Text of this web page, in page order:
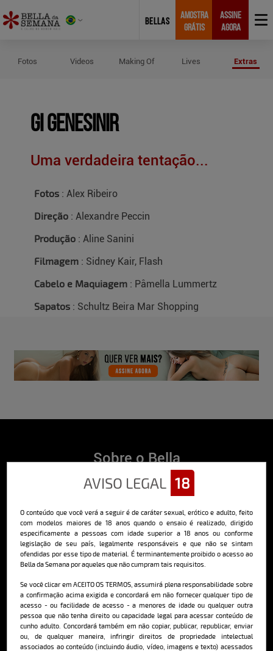
BELLAS
AMOSTRA
GRÁTIS
ASSINE
AGORA
Fotos Videos Making Of Lives Extras
Gi Genesinir
Uma verdadeira tentação...
Fotos : Alex Ribeiro
Direção : Alexandre Peccin
Produção : Aline Sanini
Filmagem : Sidney Kair, Flash
Cabelo e Maquiagem : Pâmella Lummertz
Sapatos : Schultz Beira Mar Shopping
AVISO LEGAL 18
O conteúdo que você verá a seguir é de caráter sexual, erótico e adulto, feito
com modelos maiores de 18 anos quando o ensaio é realizado, dirigido
especificamente a pessoas com idade superior a 18 anos ou conforme
legislação de seu país, legalmente responsáveis e que não se sintam
ofendidas por esse tipo de material. É terminantemente proibido o acesso ao
Bella da Semana por aqueles que não cumpram tais requisitos.
Se você clicar em ACEITO OS TERMOS, assumirá plena responsabilidade sobre
a confirmação acima exigida e concordará em não fornecer qualquer tipo de
acesso - ou facilidade de acesso - a menores de idade ou qualquer outra
pessoa que não tenha direito ou capacidade legal para acessar conteúdo de
cunho adulto. Concordará também em não copiar, publicar, republicar, enviar
ou, de qualquer maneira, infringir direitos de propriedade intelectual
associados ao conteúdo (incluindo áudio, vídeo, imagens e texto) acessados
Sobre o Bella
O Bella da Semana é a maior e mais longeva revista masculina digital
do Brasil, com ensaios fotográficos e vídeos exclusivos de alta
qualidade, além de conteúdo editorial sobre saúde, esportes, moda,
comportamento, relacionamentos, tecnologia e erotismo.
Saiba mais
Cadastre-se e receba a mais
deliciosa newsletter da internet